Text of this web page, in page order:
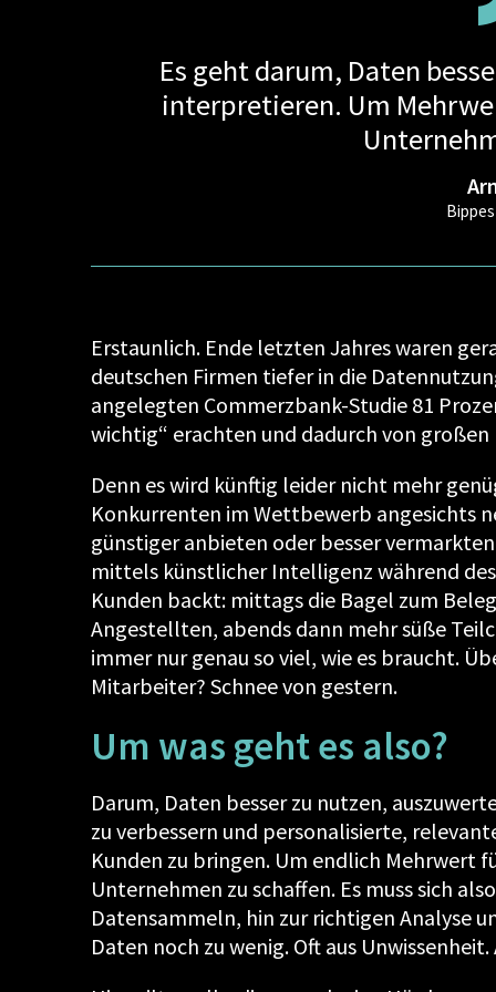
Es geht darum, Daten
interpretieren. Um
Erstaunlich. Ende letzten Jahres waren
deutschen Firmen tiefer in die
angelegten Commerzbank-Studie 81
wichtig“ erachten und dadurch von
Denn es wird künftig leider nicht mehr
Konkurrenten im Wettbewerb angesichts
günstiger anbieten oder besser
mittels künstlicher Intelligenz während
Kunden backt: mittags die Bagel zum
Angestellten, abends dann mehr süße
immer nur genau so viel, wie es braucht.
Mitarbeiter? Schnee von gestern.
Um was geht es also?
Darum, Daten besser zu nutzen,
zu verbessern und personalisierte,
Kunden zu bringen. Um endlich Mehrwert
Unternehmen zu schaffen. Es muss sich
Datensammeln, hin zur richtigen Analyse
Daten noch zu wenig. Oft aus